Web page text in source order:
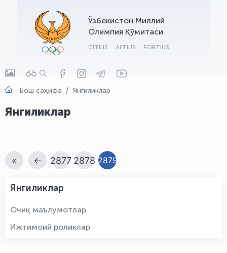
Ўзбекистон Миллий
Олимпия Қўмитаси
CITIUS ALTIUS FORTIUS
Бош саҳифа Янгиликлар
Янгиликлар
« ← 2877 2878 2879
Янгиликлар
Очиқ маълумотлар
Ижтимоий роликлар
OLYMPCHIK AI - yordamchi
Онлайн · olympic.uz